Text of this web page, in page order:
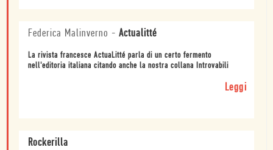
Federica Malinverno - Actualitté
La rivista francesce ActuaLitté parla di un certo fermento
nell'editoria italiana citando anche la nostra collana Introvabili
Leggi
Rockerilla